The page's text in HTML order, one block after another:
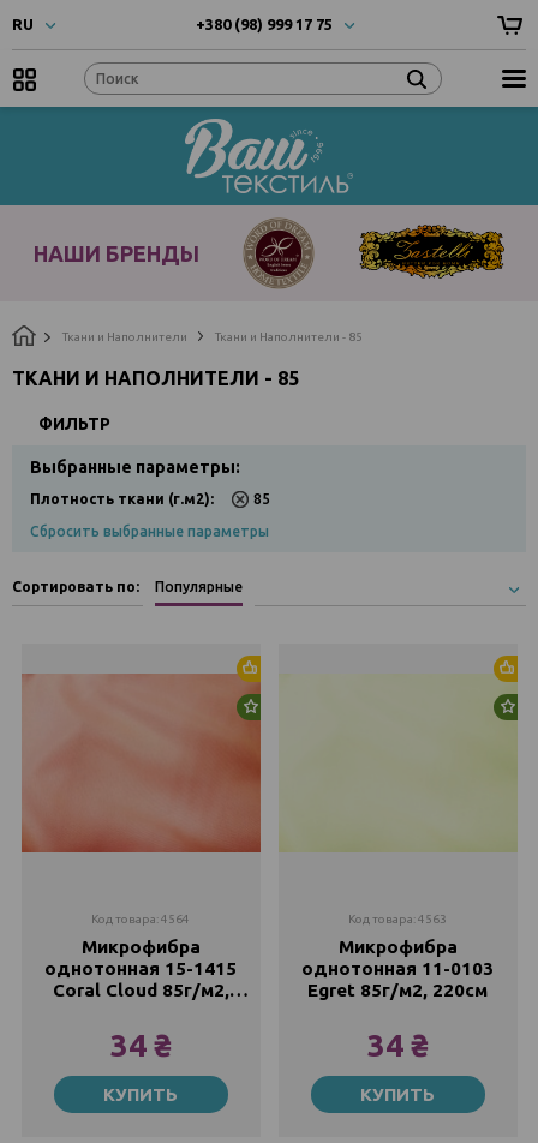
RU
UA- Українска
RU- Русский
+380 (98) 999 17 75
НАШИ БРЕНДЫ
Ткани и Наполнители Ткани и Наполнители - 85
ТКАНИ И НАПОЛНИТЕЛИ - 85
ФИЛЬТР
Выбранные параметры:
Плотность ткани (г.м2): 85
Сбросить выбранные параметры
Сортировать по: Популярные
Код товара: 4564
Микрофибра
однотонная 15-1415
Coral Cloud 85г/м2,
34 ₴
Метр
34 ₴ КУПИТЬ
Код товара: 4563
Микрофибра
однотонная 11-0103
Egret 85г/м2, 220см
34 ₴
Метр
34 ₴ КУПИТЬ